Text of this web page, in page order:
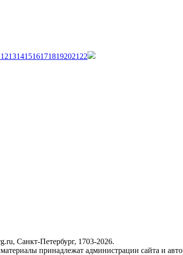
12131415161718192021 22
Санкт-Петербург, 1703-2026.
принадлежат администрации сайта и